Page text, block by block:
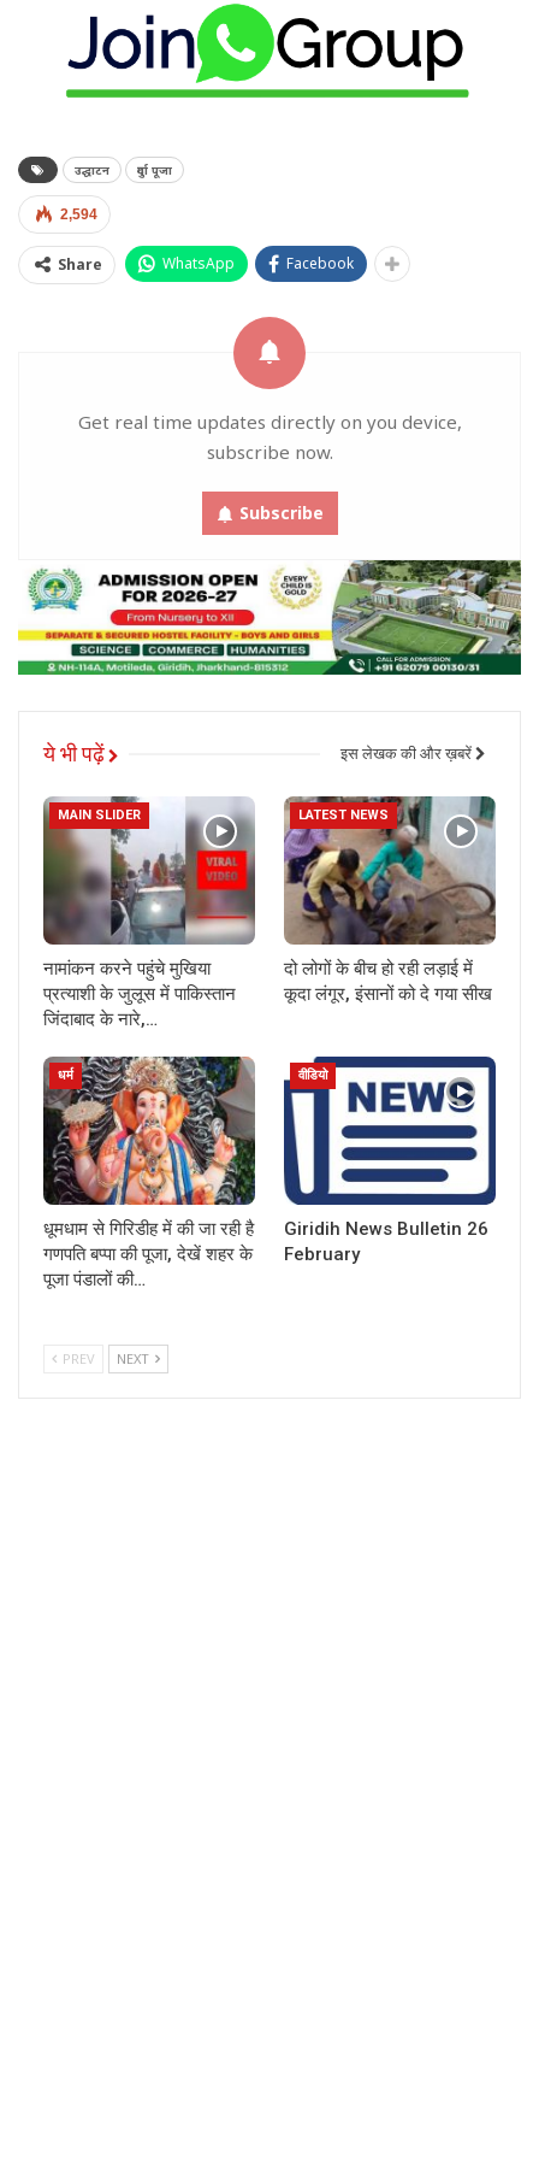
उद्घाटन दुर्गा पूजा
2,594
Share WhatsApp Facebook
Get real time updates directly on you device,
subscribe now.
Subscribe
ये भी पढ़ें इस लेखक की और ख़बरें
MAIN SLIDER
नामांकन करने पहुंचे मुखिया
प्रत्याशी के जुलूस में पाकिस्तान
जिंदाबाद के नारे,…
LATEST NEWS
दो लोगों के बीच हो रही लड़ाई में
कूदा लंगूर, इंसानों को दे गया सीख
धर्म
धूमधाम से गिरिडीह में की जा रही है
गणपति बप्पा की पूजा, देखें शहर के
पूजा पंडालों की…
वीडियो
Giridih News Bulletin 26
February
PREV NEXT